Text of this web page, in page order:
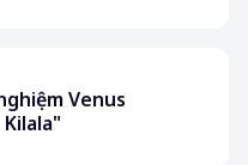
Venus